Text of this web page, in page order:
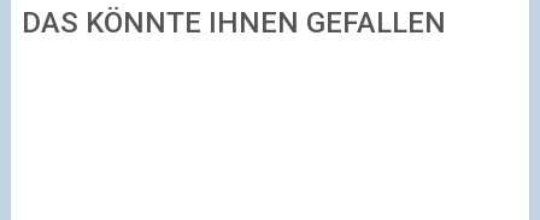
DAS KÖNNTE IHNEN GEFALLEN